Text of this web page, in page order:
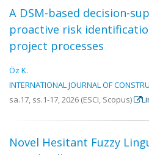
A DSM-based decision-
proactive risk
project processes
Öz K.
INTERNATIONAL JOURNAL OF
sa.17, ss.1-17, 2026 (ESCI, Scopus)
Novel Hesitant Fuzzy